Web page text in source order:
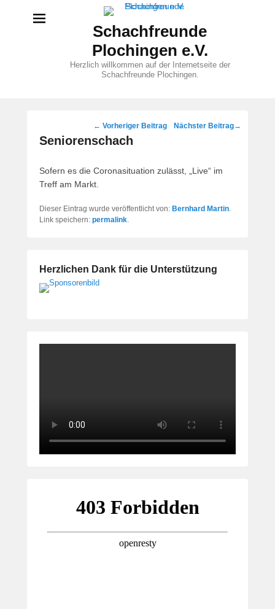
Schachfreunde
Plochingen e.V.
Herzlich willkommen auf der Internetseite der
Schachfreunde Plochingen.
Beitragsnavigation
← Vorheriger Beitrag Nächster Beitrag→
Seniorenschach
Sofern es die Coronasituation zulässt, „Live“ im
Treff am Markt.
Dieser Eintrag wurde veröffentlicht von: Bernhard Martin.
Link speichern: permalink.
Herzlichen Dank für die Unterstützung